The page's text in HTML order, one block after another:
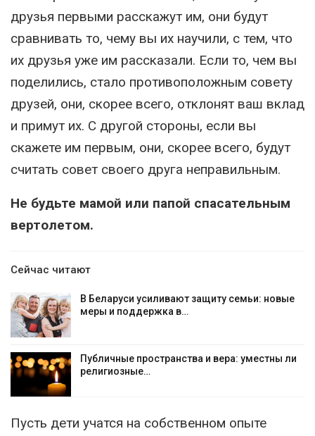
друзья первыми расскажут им, они будут
сравнивать то, чему вы их научили, с тем, что
их друзья уже им рассказали. Если то, чем вы
поделились, стало противоположным совету
друзей, они, скорее всего, отклонят ваш вклад
и примут их. С другой стороны, если вы
скажете им первым, они, скорее всего, будут
считать совет своего друга неправильным.
Не будьте мамой или папой спасательным
вертолетом.
Сейчас читают
В Беларуси усиливают защиту семьи: новые
меры и поддержка в…
Публичные пространства и вера: уместны ли
религиозные…
Пусть дети учатся на собственном опыте